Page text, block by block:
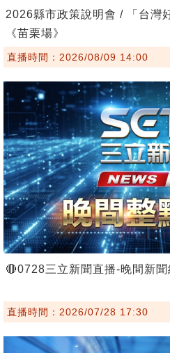
2026縣市政策說明會 / 「台灣
《苗栗場》
直播時間：2026/08/09 14:00
🔴0728三立新聞直播-晚間新聞
直播時間：2026/07/28 17:30